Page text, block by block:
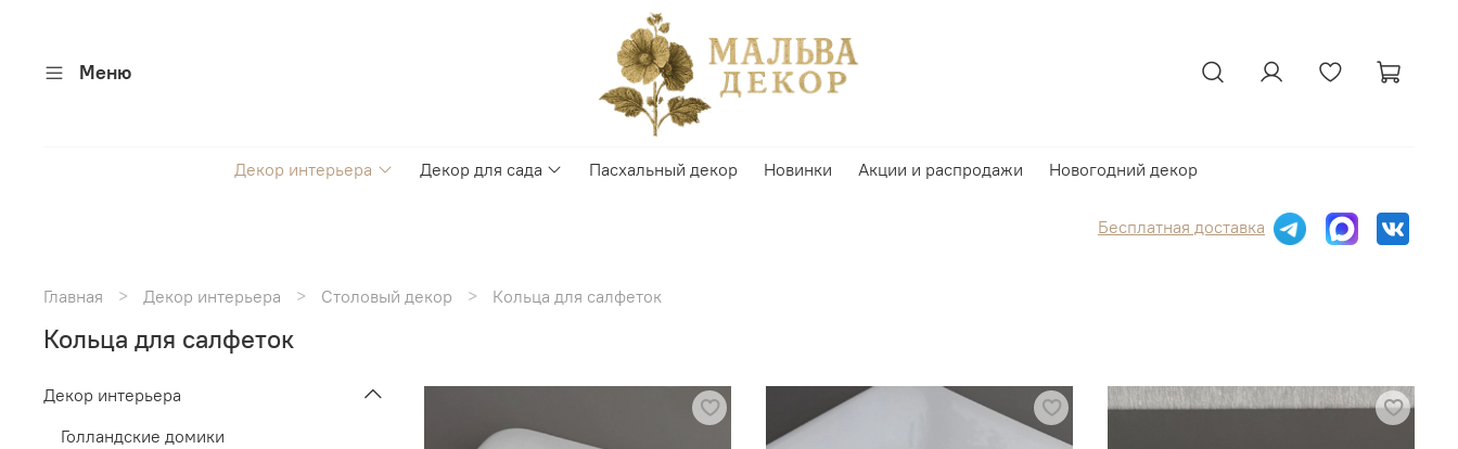
Меню
Декор интерьера Декор для сада Пасхальный декор Новинки Акции и распродажи Новогодний декор
Бесплатная доставка
Главная Декор интерьера Столовый декор Кольца для салфеток
Кольца для салфеток
Декор интерьера
Голландские домики